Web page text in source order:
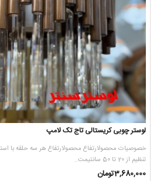
لوستر چوبی کریستالی تاج تک لامپ
خصوصیات محصولارتفاع محصولارتفاع هر سه حلقه با
تنظیم از 20 تا 50 سانتیمت..
3,680,000تومان